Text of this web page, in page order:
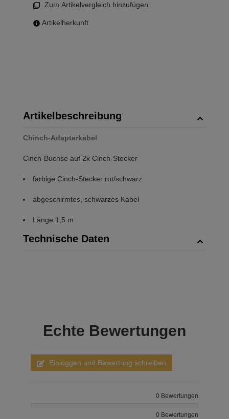
Zum Artikelvergleich hinzufügen
Artikelherkunft
Artikelbeschreibung
Chinch-Adapterkabel
Cinch-Buchse auf 2x Cinch-Stecker
farbige Cinch-Stecker rot/schwarz
abgeschirmtes, schwarzes Kabel
Länge 1,5 m
Technische Daten
Echte Bewertungen
Einloggen und Bewertung schreiben
0 Bewertungen
0 Bewertungen